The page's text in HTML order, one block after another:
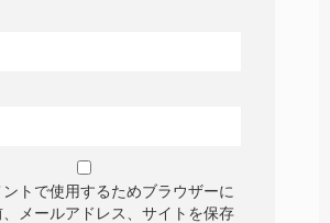
トで使用するためブラウザーに
、メールアドレス、サイトを保存